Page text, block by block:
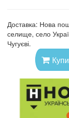
Доставка: Нова
селище, село
Чугуєві.